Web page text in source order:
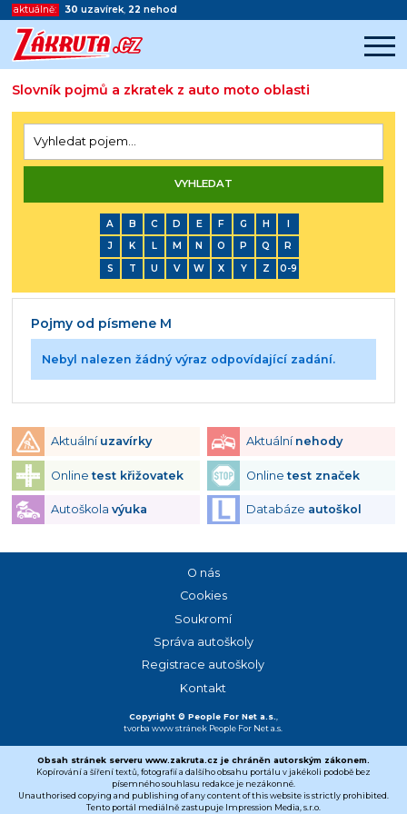
aktuálně: 30 uzavírek, 22 nehod
Slovník pojmů a zkratek z auto moto oblasti
Konec reklamy
A B C D E F G H
I
J
K L M N O P Q
R
S
T U V W X Y Z 0-9
Pojmy od písmene M
Nebyl nalezen žádný výraz odpovídající zadání.
Aktuální uzavírky Aktuální nehody
Onlinetest křižovatek Onlinetest značek
Autoškola výuka Databáze autoškol
Copyright © People For Net a.s.
tvorba www stránek People For Net a.s.
O nás
Cookies
Soukromí
Správa autoškoly
Registrace autoškoly
Kontakt
Obsah stránek serveru www.zakruta.cz je chráněn autorským zákonem.
Kopírování a šíření textů, fotografií a dalšího obsahu portálu v jakékoli podobě bez
písemného souhlasu redakce je nezákonné.
Unauthorised copying and publishing of any content of this website is strictly prohibited.
Tento portál mediálně zastupuje Impression Media, s.r.o.